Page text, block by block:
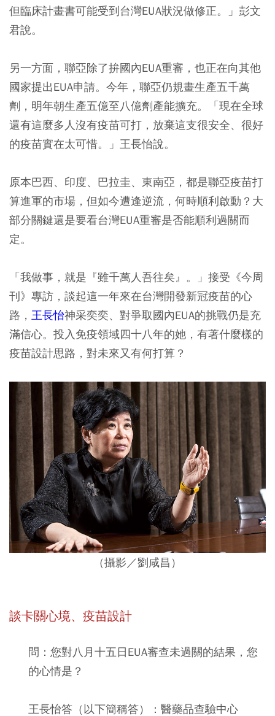
但臨床計畫書可能受到台灣EUA狀況做修正。」彭文
君說。
另一方面，聯亞除了拚國內EUA重審，也正在向其他
國家提出EUA申請。今年，聯亞仍規畫生產五千萬
劑，明年朝生產五億至八億劑產能擴充。「現在全球
還有這麼多人沒有疫苗可打，放棄這支很安全、很好
的疫苗實在太可惜。」王長怡說。
原本巴西、印度、巴拉圭、東南亞，都是聯亞疫苗打
算進軍的市場，但如今遭逢逆流，何時順利啟動？大
部分關鍵還是要看台灣EUA重審是否能順利過關而
定。
「我做事，就是『雖千萬人吾往矣』。」接受《今周
刊》專訪，談起這一年來在台灣開發新冠疫苗的心
路， 王長怡神采奕奕、對爭取國內EUA的挑戰仍是充
滿信心。投入免疫領域四十八年的她，有著什麼樣的
疫苗設計思路，對未來又有何打算？
（攝影／劉咸昌 ）
談卡關心境、疫苗設計
問：您對八月十五日EUA審查未過關的結果，您
的心情是？
王長怡答（以下簡稱答）：醫藥品查驗中心